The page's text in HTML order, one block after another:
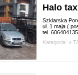
Halo
Szklarska
ul. 1 maja (
tel.
Kategoria: »